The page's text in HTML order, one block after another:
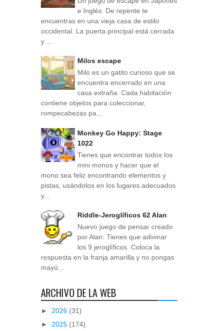
e Inglés. De repente te
encuentras en una vieja casa de estilo
occidental. La puerta principal está cerrada
y ...
Milos escape
Milo es un gatito curioso que se
encuentra encerrado en una
casa extraña. Cada habitación
contiene objetos para coleccionar,
rompecabezas pa...
Monkey Go Happy: Stage
1022
Tienes que encontrar todos los
mini monos y hacer que el
mono sea feliz encontrando elementos y
pistas, usándolos en los lugares adecuados
y...
Riddle-Jeroglíficos 62 Alan
Nuevo juego de pensar creado
por Alan. Tienes que adivinar
los 9 jeroglíficos. Coloca la
respuesta en la franja amarilla y no pongas
mayú...
ARCHIVO DE LA WEB
► 2026 (31)
► 2025 (174)